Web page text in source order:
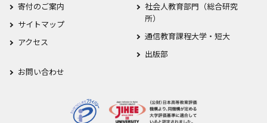
寄付のご案内
サイトマップ
アクセス
社会人教育部門（総合研究
所）
通信教育課程大学・短大
出版部
お問い合わせ